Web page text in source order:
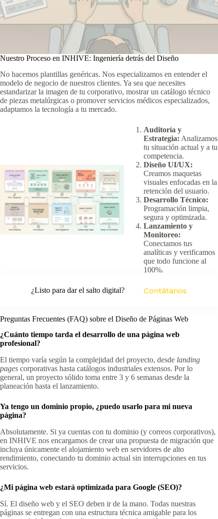
Nuestro Proceso en INHIVE: Ingeniería detrás del Diseño
No hacemos plantillas genéricas. Nos especializamos en entender el
modelo de negocio de nuestros clientes. Ya sea que necesites
estandarizar la imagen de tu corporativo, mostrar un catálogo técnico
de piezas metalúrgicas o promover servicios médicos especializados,
adaptamos la tecnología a tu mercado.
Auditoría y
Estrategia: Analizamos
tu situación actual y a tu
competencia.
Diseño UI/UX:
Creamos maquetas
visuales enfocadas en la
retención del usuario.
Desarrollo Técnico:
Programación limpia,
segura y optimizada.
Lanzamiento y
Monitoreo:
Conectamos tus
analíticas y verificamos
que todo funcione al
100%.
¿Listo para dar el salto digital? Contátanos
Preguntas Frecuentes (FAQ) sobre el Diseño de Páginas Web
¿Cuánto tiempo tarda el desarrollo de una página web
profesional?
El tiempo varía según la complejidad del proyecto, desde landing
pages corporativas hasta catálogos industriales extensos. Por lo
general, un proyecto sólido toma entre 3 y 6 semanas desde la
planeación hasta el lanzamiento.
Ya tengo un dominio propio, ¿puedo usarlo para mi nueva
página?
Absolutamente. Si ya cuentas con tu dominio (y correos corporativos),
en INHIVE nos encargamos de crear una propuesta de migración que
incluya únicamente el alojamiento web en servidores de alto
rendimiento, conectando tu dominio actual sin interrupciones en tus
servicios.
¿Mi página web estará optimizada para Google (SEO)?
Sí. El diseño web y el SEO deben ir de la mano. Todas nuestras
páginas se entregan con una estructura técnica amigable para los